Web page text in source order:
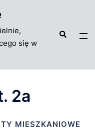
się w
Szukaj
2a
MIESZKANIOWE